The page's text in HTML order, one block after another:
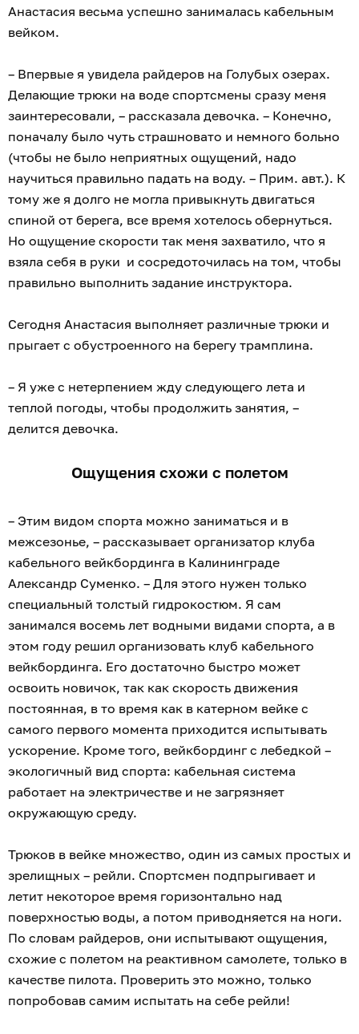
Анастасия весьма успешно занималась кабельным
вейком.
– Впервые я увидела райдеров на Голубых озерах.
Делающие трюки на воде спортсмены сразу меня
заинтересовали, – рассказала девочка. – Конечно,
поначалу было чуть страшновато и немного больно
(чтобы не было неприятных ощущений, надо
научиться правильно падать на воду. – Прим. авт.). К
тому же я долго не могла привыкнуть двигаться
спиной от берега, все время хотелось обернуться.
Но ощущение скорости так меня захватило, что я
взяла себя в руки и сосредоточилась на том, чтобы
правильно выполнить задание инструктора.
Сегодня Анастасия выполняет различные трюки и
прыгает с обустроенного на берегу трамплина.
– Я уже с нетерпением жду следующего лета и
теплой погоды, чтобы продолжить занятия, –
делится девочка.
Ощущения схожи с полетом
– Этим видом спорта можно заниматься и в
межсезонье, – рассказывает организатор клуба
кабельного вейкбординга в Калининграде
Александр Суменко. – Для этого нужен только
специальный толстый гидрокостюм. Я сам
занимался восемь лет водными видами спорта, а в
этом году решил организовать клуб кабельного
вейкбординга. Его достаточно быстро может
освоить новичок, так как скорость движения
постоянная, в то время как в катерном вейке с
самого первого момента приходится испытывать
ускорение. Кроме того, вейкбординг с лебедкой –
экологичный вид спорта: кабельная система
работает на электричестве и не загрязняет
окружающую среду.
Трюков в вейке множество, один из самых простых и
зрелищных – рейли. Спортсмен подпрыгивает и
летит некоторое время горизонтально над
поверхностью воды, а потом приводняется на ноги.
По словам райдеров, они испытывают ощущения,
схожие с полетом на реактивном самолете, только в
качестве пилота. Проверить это можно, только
попробовав самим испытать на себе рейли!